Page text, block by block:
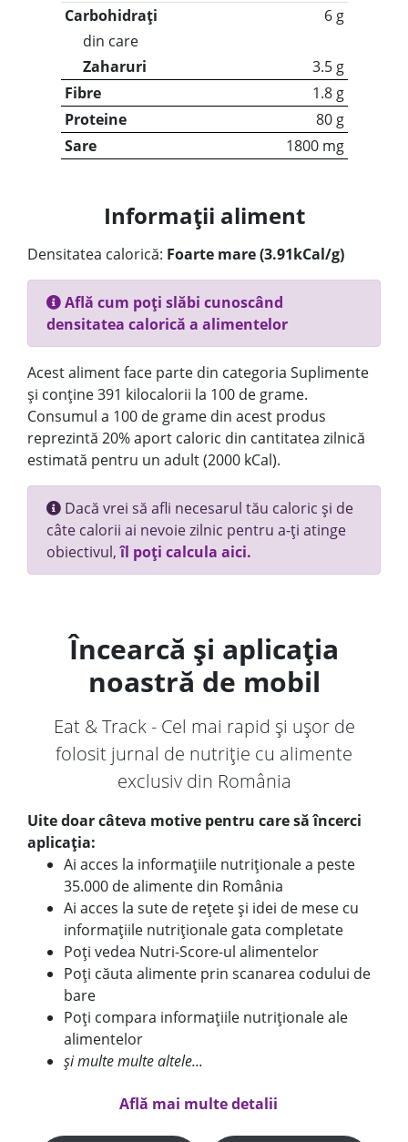
Carbohidrați
6 g
din care
Zaharuri
3.5 g
Fibre
1.8 g
Proteine
80 g
Sare
1800 mg
Informații aliment
Densitatea calorică: Foarte mare (3.91kCal/g)
Află cum poți slăbi cunoscând
densitatea calorică a alimentelor
Acest aliment face parte din categoria Suplimente
și conține 391 kilocalorii la 100 de grame.
Consumul a 100 de grame din acest produs
reprezintă 20% aport caloric din cantitatea zilnică
estimată pentru un adult (2000 kCal).
Dacă vrei să afli necesarul tău caloric și de
câte calorii ai nevoie zilnic pentru a-ți atinge
obiectivul,îl poți calcula aici.
Încearcă și aplicația
noastră de mobil
Eat & Track - Cel mai rapid și ușor de
folosit jurnal de nutriție cu alimente
exclusiv din România
Uite doar câteva motive pentru care să încerci
aplicația:
Ai acces la informațiile nutriționale a peste
35.000 de alimente din România
Ai acces la sute de rețete și idei de mese cu
informațiile nutriționale gata completate
Poți vedea Nutri-Score-ul alimentelor
Poți căuta alimente prin scanarea codului de
bare
Poți compara informațiile nutriționale ale
alimentelor
și multe multe altele...
Află mai multe detalii